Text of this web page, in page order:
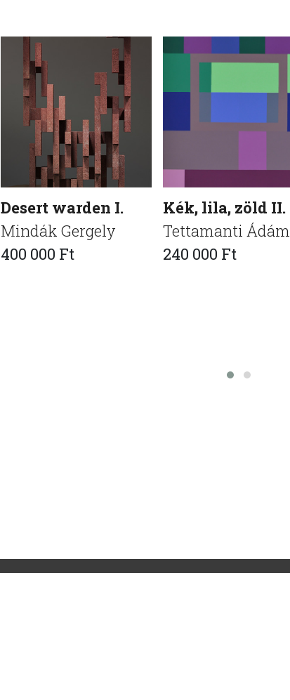
Desert warden I.
Mindák Gergely
400 000 Ft
Kék, lila, zöld II.
Tettamanti Ádám
240 000 Ft